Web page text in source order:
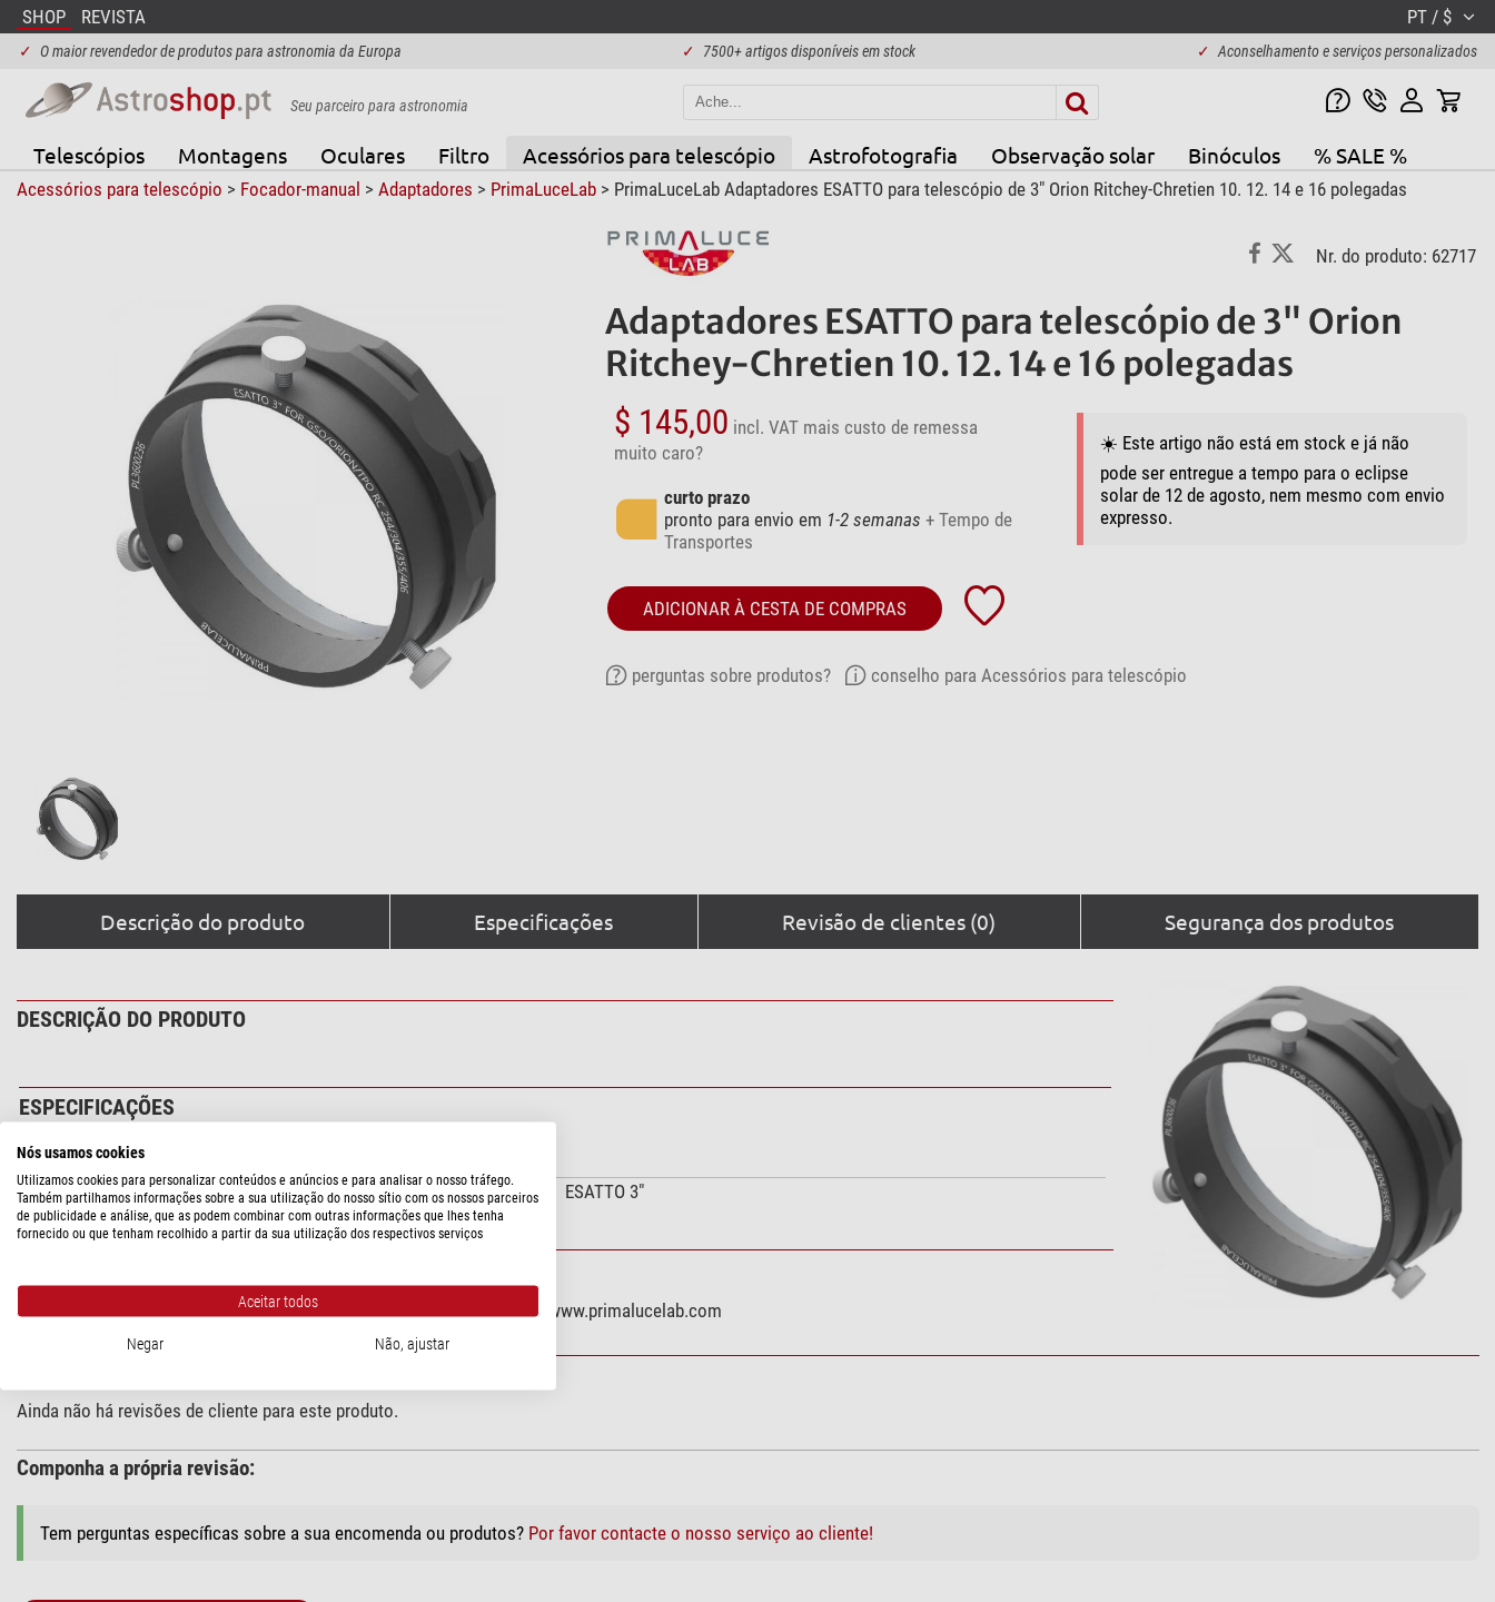
SHOP REVISTA PT / $
✓ O maior revendedor de produtos para astronomia da Europa ✓ 7500+ artigos disponíveis em stock ✓ Aconselhamento e serviços personalizados
Seu parceiro para astronomia
Telescópios Montagens Oculares Filtro Acessórios para telescópio Astrofotografia Observação solar Binóculos % SALE %
Acessórios para telescópio > Focador-manual > Adaptadores > PrimaLuceLab> PrimaLuceLab Adaptadores ESATTO para telescópio de 3" Orion Ritchey-Chretien 10. 12. 14 e 16 polegadas
Nr. do produto: 62717
Adaptadores ESATTO para telescópio de 3" Orion
Ritchey-Chretien 10. 12. 14 e 16 polegadas
$ 145,00 incl. VAT mais custo de remessa
muito caro?
curto prazo
pronto para envio em 1-2 semanas + Tempo de
Transportes
☀️ Este artigo não está em stock e já não
pode ser entregue a tempo para o eclipse
solar de 12 de agosto, nem mesmo com envio
expresso.
ADICIONAR À CESTA DE COMPRAS
perguntas sobre produtos? conselho para Acessórios para telescópio
Descrição do produto Especificações Revisão de clientes (0) Segurança dos produtos
DESCRIÇÃO DO PRODUTO
ESPECIFICAÇÕES
Capacidade
Serve para ...
ESATTO 3"
PrimaLuceLab S.p.A., Via Torricelli 9, 33080 Porcia (PN), IT, www.primalucelab.com
Ainda não há revisões de cliente para este produto.
Componha a própria revisão:
Tem perguntas específicas sobre a sua encomenda ou produtos? Por favor contacte o nosso serviço ao cliente!
Nós usamos cookies
Utilizamos cookies para personalizar conteúdos e anúncios e para analisar o nosso tráfego.
Também partilhamos informações sobre a sua utilização do nosso sítio com os nossos parceiros
de publicidade e análise, que as podem combinar com outras informações que lhes tenha
fornecido ou que tenham recolhido a partir da sua utilização dos respectivos serviços
Aceitar todos
Negar Não, ajustar